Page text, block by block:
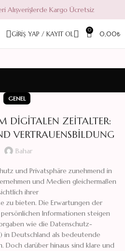
Alışverişlerde Kargo Ücretsiz
GIRIŞ YAP / KAYIT OL 0 0,00₺
GENEL
DIGITALEN ZEITALTER:
VERTRAUENSBILDUNG
Bahar
und Privatsphäre zunehmend in
und Medien gleichermaßen
ihrer
zu bieten. Die Erwartungen der
Informationen steigen
wie die Datenschutz-
in Deutschland als bedeutende
Doch darüber hinaus sind klare und